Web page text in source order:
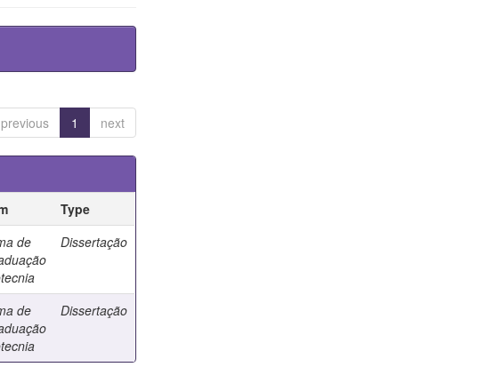
previous 1 next
Type
de
Dissertação
de
Dissertação